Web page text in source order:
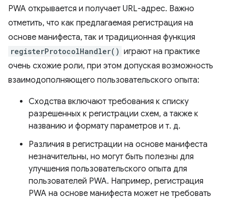
PWA открывается и получает URL-адрес. Важно
отметить, что как предлагаемая регистрация на
основе манифеста, так и традиционная функция
registerProtocolHandler() играют на практике
очень схожие роли, при этом допуская возможность
взаимодополняющего пользовательского опыта:
Сходства включают требования к списку
разрешенных к регистрации схем, а также к
названию и формату параметров и т. д.
Различия в регистрации на основе манифеста
незначительны, но могут быть полезны для
улучшения пользовательского опыта для
пользователей PWA. Например, регистрация
PWA на основе манифеста может не требовать